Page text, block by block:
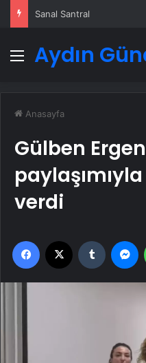
Sanal Santral
Menü
Aydın
Anasayfa
Gülben
verdi
Facebook Tumblr